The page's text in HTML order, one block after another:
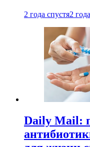
2 года спустя2
Daily Mail: